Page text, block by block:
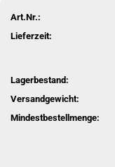
Art.Nr.:
Lieferzeit:
Lagerbestand:
Versandgewicht:
Mindestbestellmenge: